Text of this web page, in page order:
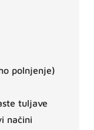
polnjenje)
tuljave
načini